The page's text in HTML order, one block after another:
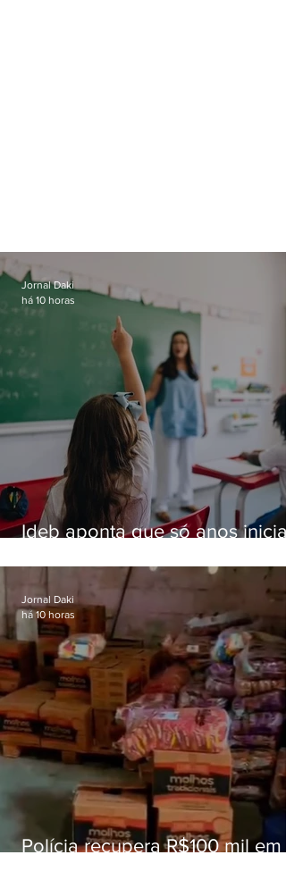
Ideb aponta que só anos
educação
Jornal Daki
há 10 horas
Polícia recupera R$100 mil em
Jornal Daki
há 10 horas